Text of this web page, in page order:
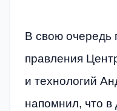
В свою очередь
правления
и технологий
напомнил, что в